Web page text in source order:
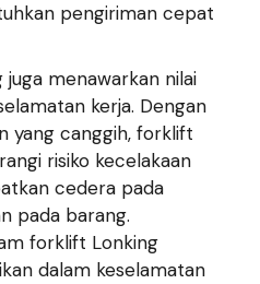
pengiriman cepat
menawarkan nilai
kerja. Dengan
yang canggih, forklift
risiko kecelakaan
cedera pada
pada barang.
forklift Lonking
dalam keselamatan